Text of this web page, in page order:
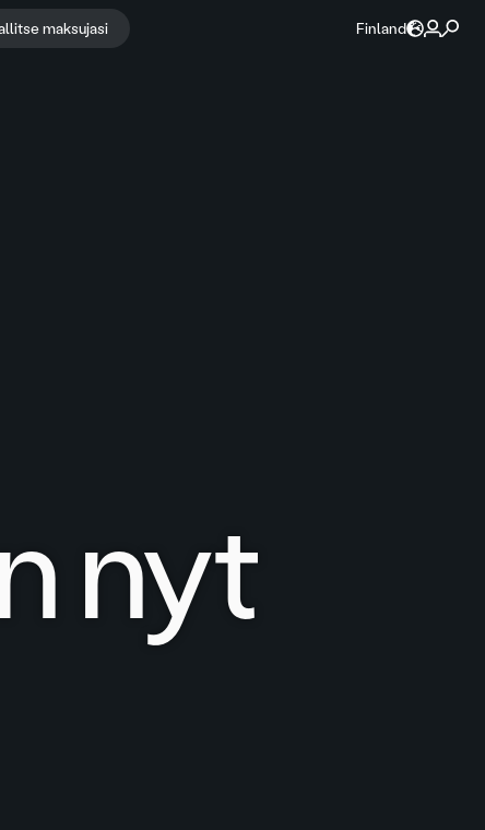
maksujasi Finland
nyt